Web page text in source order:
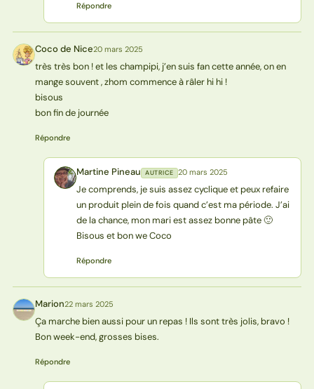
Répondre
CN Coco de Nice20 mars 2025
très très bon ! et les champipi, j’en suis fan cette année, on en
mange souvent , zhom commence à râler hi hi !
bisous
bon fin de journée
Répondre
MP Martine Pineau AUTRICE 20 mars 2025
Je comprends, je suis assez cyclique et peux refaire
un produit plein de fois quand c’est ma période. J’ai
de la chance, mon mari est assez bonne pâte 🙂
Bisous et bon we Coco
Répondre
M Marion22 mars 2025
Ça marche bien aussi pour un repas ! Ils sont très jolis, bravo !
Bon week-end, grosses bises.
Répondre